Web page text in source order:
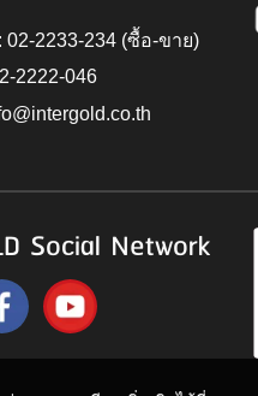
2233-234 (ซื้อ-ขาย)
2222-046
Social Network